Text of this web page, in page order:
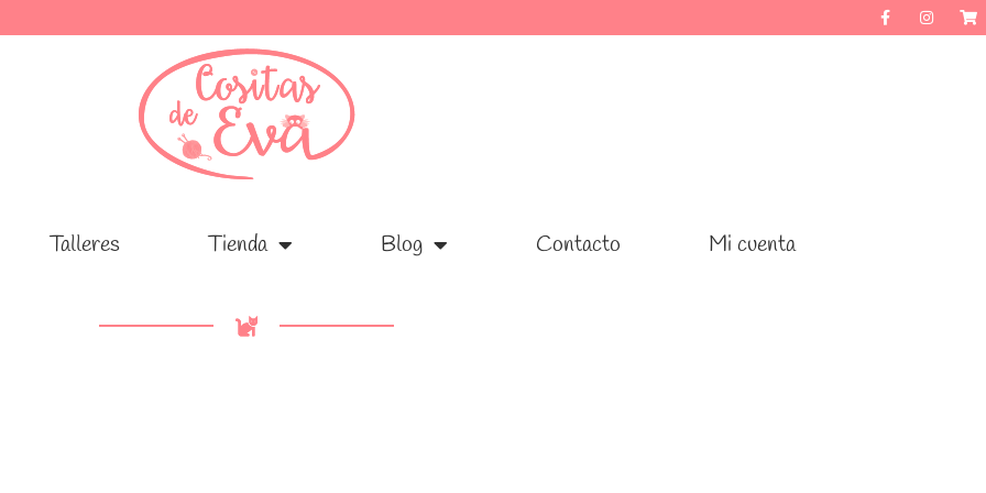
Talleres Tienda Blog Contacto Mi cuenta
Talleres Tienda Blog Contacto Mi cuenta